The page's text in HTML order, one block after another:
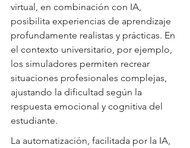
virtual, en combinación con IA,
posibilita experiencias de aprendizaje
profundamente realistas y prácticas. En
el contexto universitario, por ejemplo,
los simuladores permiten recrear
situaciones profesionales complejas,
ajustando la dificultad según la
respuesta emocional y cognitiva del
estudiante.
La automatización, facilitada por la IA,